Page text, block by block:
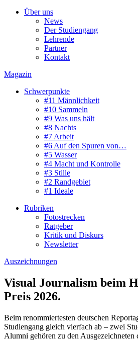
Über uns
News
Der Studiengang
Lehrende
Partner
Kontakt
Magazin
Schwerpunkte
#11 Männlichkeit
#10 Sammeln
#9 Was uns hält
#8 Nachts
#7 Arbeit
#6 Auf den Spuren von…
#5 Wasser
#4 Macht und Kontrolle
#3 Stille
#2 Randgebiet
#1 Ideale
Rubriken
Fotostrecken
Ratgeber
Kritik und Diskurs
Newsletter
Auszeichnungen
Visual Journalism beim
Preis 2026.
Beim renommiertesten deutschen
Studiengang gleich vierfach ab – zwei
Alumni gehören zu den Ausgezeichneten